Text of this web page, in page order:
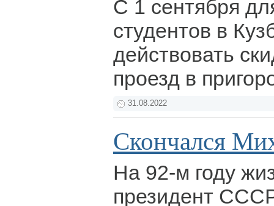
С 1 сентября
студентов в
действовать
проезд в
31.08.2022
Скончался
На 92-м году
президент